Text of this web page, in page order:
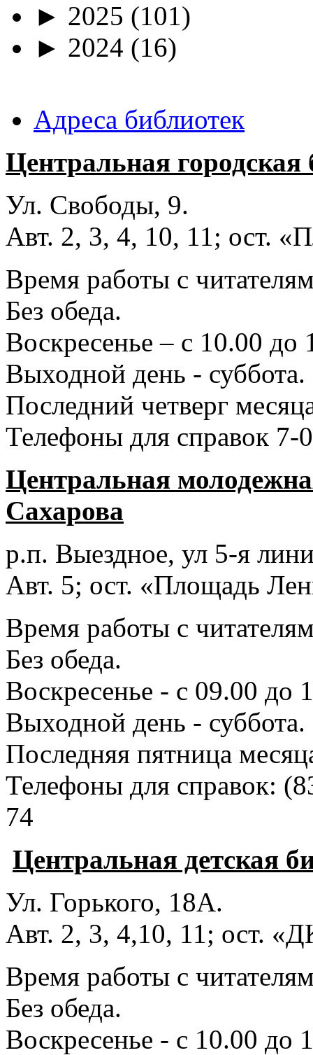
► 2025 (101)
► 2024 (16)
Адреса библиотек
Центральная
Ул. Свободы, 9.
Авт. 2, 3, 4, 10, 11; ост.
Время работы с
Без обеда.
Воскресенье – с 10.00 до
Выходной день - суббота.
Последний четверг
Телефоны для справок 7-
Центральная
Сахарова
р.п. Выездное, ул 5-я
Авт. 5; ост. «Площадь
Время работы с
Без обеда.
Воскресенье - с 09.00 до
Выходной день - суббота.
Последняя пятница
Телефоны для справок:
74
Центральная детская
Ул. Горького, 18А.
Авт. 2, 3, 4,10, 11; ост.
Время работы с
Без обеда.
Воскресенье - с 10.00 до